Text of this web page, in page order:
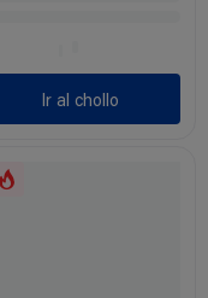
Ir al chollo